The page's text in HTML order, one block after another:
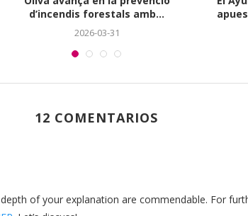
d’incendis forestals amb...
2026-03-31
12 COMENTARIOS
of your explanation are commendable. For